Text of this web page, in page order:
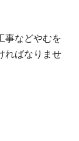
などやむを
ればなりませ